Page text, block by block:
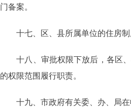
门备案。
十七、区、县所属单位的住房制
十八、审批权限下放后，各区、
的权限范围履行职责。
十九、市政府有关委、办、局在